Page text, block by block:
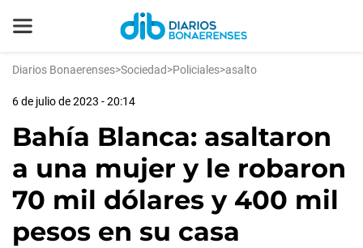
Diarios Bonaerenses>Sociedad>Policiales>asalto
6 de julio de 2023 - 20:14
Bahía Blanca: asaltaron
a una mujer y le robaron
70 mil dólares y 400 mil
pesos en su casa